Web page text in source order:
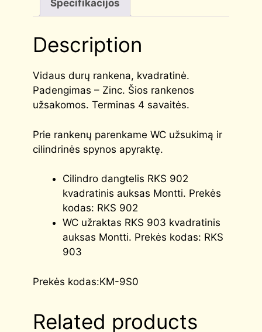
Specifikacijos
Description
Vidaus durų rankena, kvadratinė.
Padengimas – Zinc. Šios rankenos
užsakomos. Terminas 4 savaitės.
Prie rankenų parenkame WC užsukimą ir
cilindrinės spynos apyraktę.
Cilindro dangtelis RKS 902
kvadratinis auksas Montti. Prekės
kodas: RKS 902
WC užraktas RKS 903 kvadratinis
auksas Montti. Prekės kodas: RKS
903
Prekės kodas:KM-9S0
Related products